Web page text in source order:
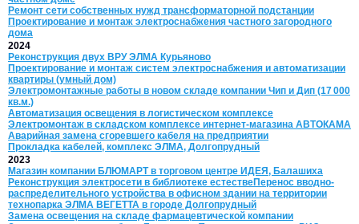
Ремонт сети собственных нужд трансформаторной подстанции
Проектирование и монтаж электроснабжения частного загородного
дома
2024
Реконструкция двух ВРУ ЭЛМА Курьяново
Проектирование и монтаж систем электроснабжения и автоматизации
квартиры (умный дом)
Электромонтажные работы в новом складе компании Чип и Дип (17 000
кв.м.)
Автоматизация освещения в логистическом комплексе
Электромонтаж в складском комплексе интернет‑магазина АВТОКАМА
Аварийная замена сгоревшего кабеля на предприятии
Прокладка кабелей, комплекс ЭЛМА, Долгопрудный
2023
Магазин компании БЛЮМАРТ в торговом центре ИДЕЯ, Балашиха
Реконструкция электросети в библиотеке естествеПеренос вводно-
распределительного устройства в офисном здании на территории
технопарка ЭЛМА ВЕГЕТТА в городе Долгопрудный
Замена освещения на складе фармацевтической компании